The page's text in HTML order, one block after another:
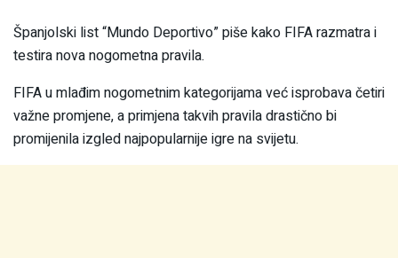
Španjolski list “Mundo Deportivo” piše kako FIFA razmatra i
testira nova nogometna pravila.
FIFA u mlađim nogometnim kategorijama već isprobava četiri
važne promjene, a primjena takvih pravila drastično bi
promijenila izgled najpopularnije igre na svijetu.